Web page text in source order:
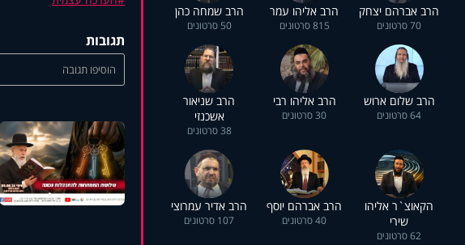
הרב אברהם יצחק
70 סרטונים
הרב אליהו עמר
815 סרטונים
הרב שמחה כהן
50 סרטונים
הרב שלום ארוש
64 סרטונים
הרב אליהו רבי
30 סרטונים
הרב שניאור
אשכנזי
38 סרטונים
הקאוצ`ר אליהו
שירי
62 סרטונים
הרב אברהם יוסף
40 סרטונים
הרב אדיר עמרוצי
107 סרטונים
תגובות
הוסיפו תגובה